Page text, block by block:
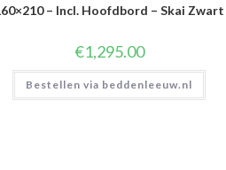
– Incl. Hoofdbord – Skai Zwart
€1,295.00
Bestellen via beddenleeuw.nl